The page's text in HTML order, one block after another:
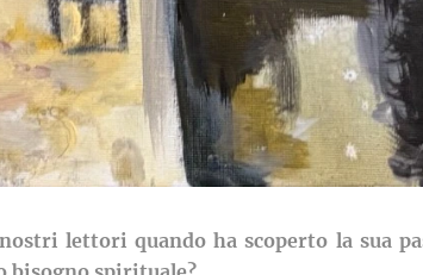
lettori quando ha scoperto la sua